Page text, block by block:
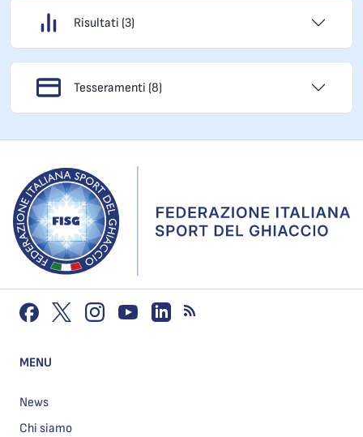
Risultati (3)
Tesseramenti (8)
MENU
News
Chi siamo